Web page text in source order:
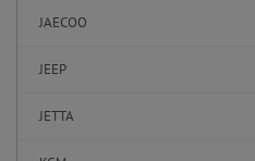
JAECOO
JEEP
JETTA